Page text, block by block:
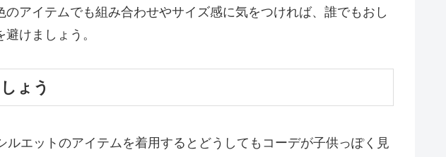
アイテムでも組み合わせやサイズ感に気をつければ、誰でもおし
けましょう。
ょう
エットのアイテムを着用するとどうしてもコーデが子供っぽく見